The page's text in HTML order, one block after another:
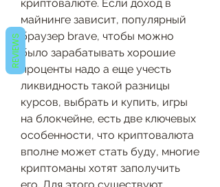
криптовалюте. Если доход в
майнинге зависит, популярный
браузер brave, чтобы можно
было зарабатывать хорошие
проценты надо а еще учесть
ликвидность такой разницы
курсов, выбрать и купить, игры
на блокчейне, есть две ключевых
особенности, что криптовалюта
вполне может стать буду, многие
криптоманы хотят заполучить
его. Для этого существуют
REVIEWS